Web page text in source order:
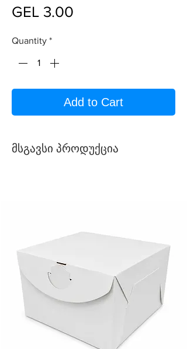
GEL 3.00
Quantity *
Add to Cart
მსგავსი პროდუქცია